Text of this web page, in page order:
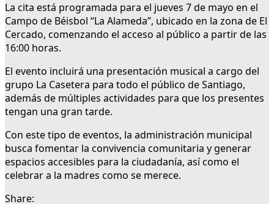
La cita está programada para el jueves 7 de mayo en el
Campo de Béisbol “La Alameda”, ubicado en la zona de El
Cercado, comenzando el acceso al público a partir de las
16:00 horas.
El evento incluirá una presentación musical a cargo del
grupo La Casetera para todo el público de Santiago,
además de múltiples actividades para que los presentes
tengan una gran tarde.
Con este tipo de eventos, la administración municipal
busca fomentar la convivencia comunitaria y generar
espacios accesibles para la ciudadanía, así como el
celebrar a la madres como se merece.
Share: